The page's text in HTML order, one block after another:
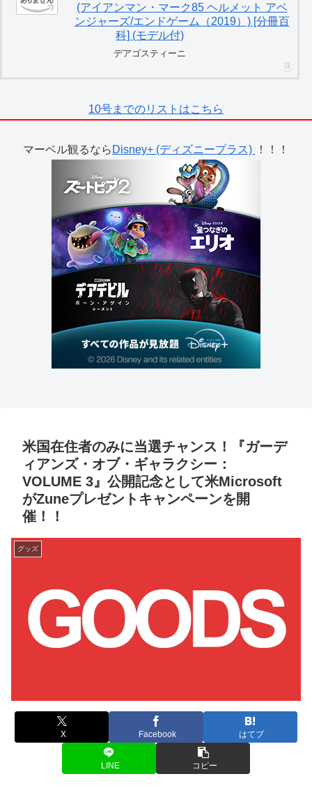
(アイアンマン・マーク85 ヘルメット アベ
ンジャーズ/エンドゲーム（2019）) [分冊百
科] (モデル付)
デアゴスティーニ
10号までのリストはこちら
マーベル観るなら Disney+ (ディズニープラス) ！！！
米国在住者のみに当選チャンス！『ガーデ
ィアンズ・オブ・ギャラクシー：
VOLUME 3』公開記念として米Microsoft
がZuneプレゼントキャンペーンを開
催！！
グッズ
X Facebook はてブ
LINE コピー